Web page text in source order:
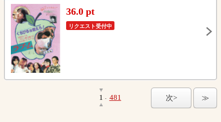
36.0 pt
リクエスト受付中
1 - 481 次> ≫